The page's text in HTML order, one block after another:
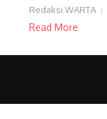
Redaksi WARTA
Read More